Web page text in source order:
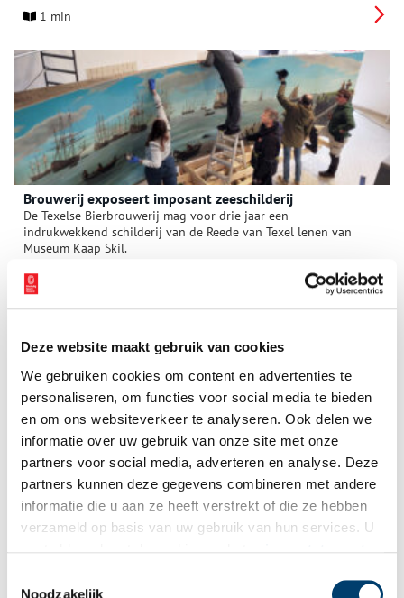
Deze website maakt gebruik van cookies
We gebruiken cookies om content en advertenties te
personaliseren, om functies voor social media te bieden
en om ons websiteverkeer te analyseren. Ook delen we
informatie over uw gebruik van onze site met onze
partners voor social media, adverteren en analyse. Deze
partners kunnen deze gegevens combineren met andere
informatie die u aan ze heeft verstrekt of die ze hebben
verzameld op basis van uw gebruik van hun services. U
Noodzakelijk
1 min
Brouwerij exposeert imposant zeeschilderij
De Texelse Bierbrouwerij mag voor drie jaar een
indrukwekkend schilderij van de Reede van Texel lenen van
Museum Kaap Skil.
Janneke Viegers in het Grachtenmuseum
In samenwerking met Stichting Tim Killiam opent het
Grachtenmuseum op 3 april een nieuwe tentoonstelling met
werk van beeldend kunstenaar Janneke Viegers.